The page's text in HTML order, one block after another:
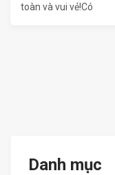
toàn và vui vẻ!Có
Danh mục